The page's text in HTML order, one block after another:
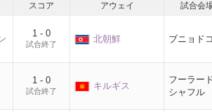
スコア アウェイ 試合会
1 - 0
試合終了 北朝鮮 ブニョド
1 - 0
試合終了 キルギス
フーラー
シャフル